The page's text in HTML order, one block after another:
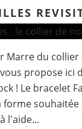
Marre du
propose ici
! Le bracelet
forme souhaitée
l'aide...